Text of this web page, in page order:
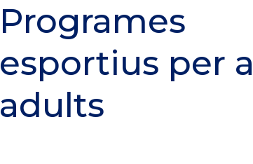
Programes
esportius per a
adults